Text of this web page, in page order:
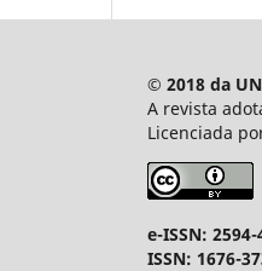
© 2018 da
A revista
Licenciada
e-ISSN: 2594-
ISSN: 1676-